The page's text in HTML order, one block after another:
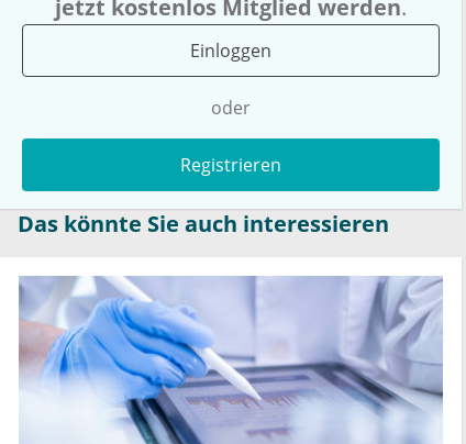
jetzt kostenlos Mitglied werden.
Einloggen
oder
Registrieren
Das könnte Sie auch interessieren